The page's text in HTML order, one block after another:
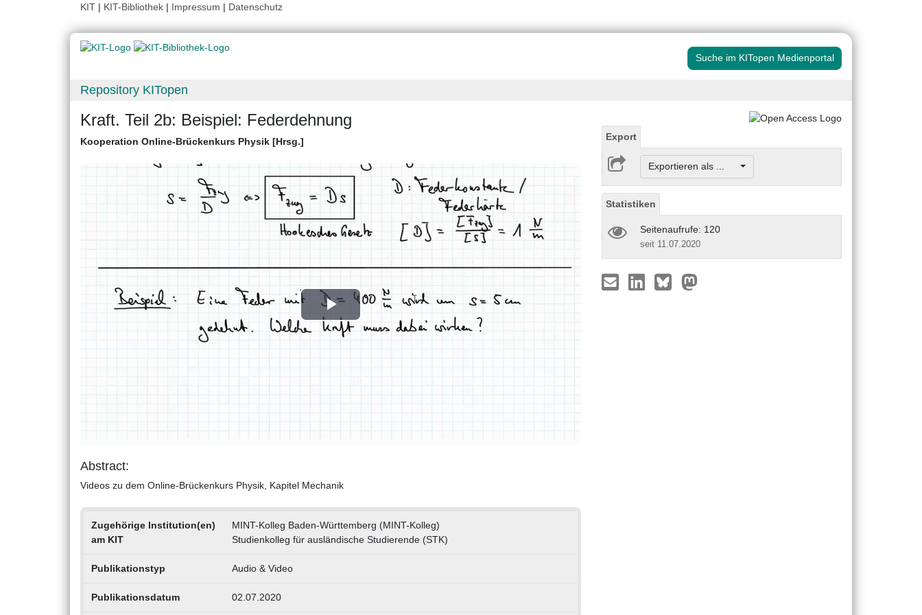
KIT | KIT-Bibliothek | Impressum | Datenschutz
Suche im KITopen Medienportal
Repository KITopen
Kraft. Teil 2b: Beispiel: Federdehnung
Kooperation Online-Brückenkurs Physik [Hrsg.]
Play
Abstract:
Videos zu dem Online-Brückenkurs Physik, Kapitel Mechanik
Zugehörige Institution(en)
am KIT
MINT-Kolleg Baden-Württemberg (MINT-Kolleg)
Studienkolleg für ausländische Studierende (STK)
Publikationstyp Audio & Video
Publikationsdatum 02.07.2020
Export
Exportieren als ...
Statistiken
Seitenaufrufe: 120
seit 11.07.2020